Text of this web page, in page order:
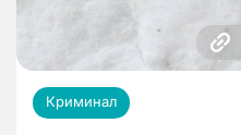
Криминал